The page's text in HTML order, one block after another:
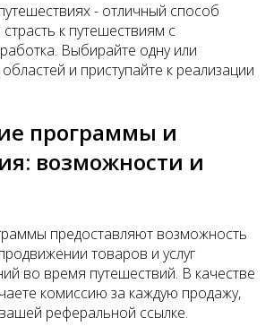
- отличный способ
к путешествиям с
Выбирайте одну или
и приступайте к реализации
программы и
возможности и
предоставляют возможность
товаров и услуг
во время путешествий. В качестве
комиссию за каждую продажу,
реферальной ссылке.